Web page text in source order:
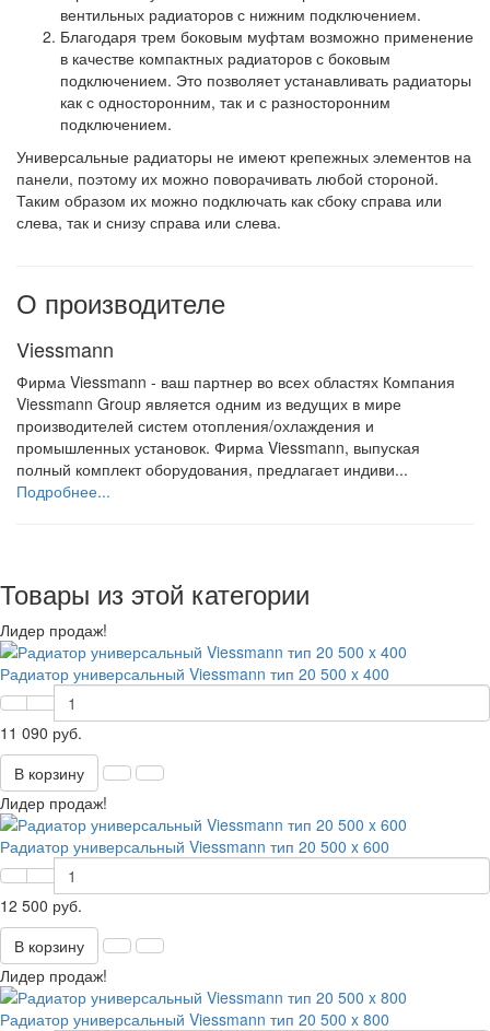
вентильных радиаторов с нижним подключением.
Благодаря трем боковым муфтам возможно применение
в качестве компактных радиаторов с боковым
подключением. Это позволяет устанавливать радиаторы
как с односторонним, так и с разносторонним
подключением.
Универсальные радиаторы не имеют крепежных элементов на
панели, поэтому их можно поворачивать любой стороной.
Таким образом их можно подключать как сбоку справа или
слева, так и снизу справа или слева.
О производителе
Viessmann
Фирма Viessmann - ваш партнер во всех областях Компания
Viessmann Group является одним из ведущих в мире
производителей систем отопления/охлаждения и
промышленных установок. Фирма Viessmann, выпуская
полный комплект оборудования, предлагает индиви...
Подробнее...
Товары из этой категории
Лидер продаж!
Радиатор универсальный Viessmann тип 20 500 x 400
11 090 руб.
В корзину
Лидер продаж!
Радиатор универсальный Viessmann тип 20 500 x 600
12 500 руб.
В корзину
Лидер продаж!
Радиатор универсальный Viessmann тип 20 500 x 800